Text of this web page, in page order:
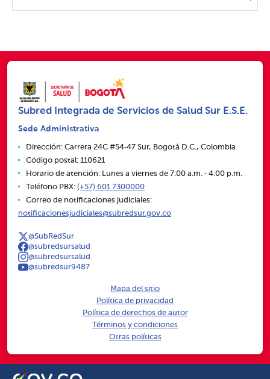
Subred Integrada de Servicios de Salud Sur E.S.E.
Sede Administrativa
Dirección: Carrera 24C #54‑47 Sur, Bogotá D.C., Colombia
Código postal: 110621
Horario de atención: Lunes a viernes de 7:00 a.m. ‑ 4:00 p.m.
Teléfono PBX: (+57) 601 7300000
Correo de notificaciones judiciales:
notificacionesjudiciales@subredsur.gov.co
@SubRedSur
@subredsursalud
@subredsursalud
@subredsur9487
Mapa del sitio
Política de privacidad
Política de derechos de autor
Términos y condiciones
Otras políticas